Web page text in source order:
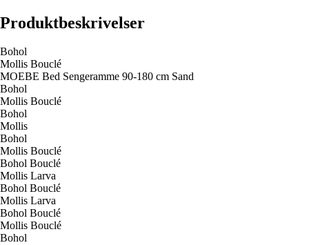
Produktbeskrivelser
Bohol
Mollis Bouclé
MOEBE Bed Sengeramme 90-180 cm Sand
Bohol
Mollis Bouclé
Bohol
Mollis
Bohol
Mollis Bouclé
Bohol Bouclé
Mollis Larva
Bohol Bouclé
Mollis Larva
Bohol Bouclé
Mollis Bouclé
Bohol